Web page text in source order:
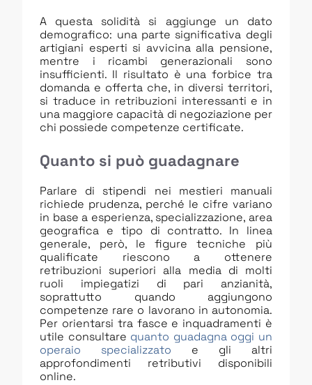
A questa solidità si aggiunge un dato
demografico: una parte significativa degli
artigiani esperti si avvicina alla pensione,
mentre i ricambi generazionali sono
insufficienti. Il risultato è una forbice tra
domanda e offerta che, in diversi territori,
si traduce in retribuzioni interessanti e in
una maggiore capacità di negoziazione per
chi possiede competenze certificate.
Quanto si può guadagnare
Parlare di stipendi nei mestieri manuali
richiede prudenza, perché le cifre variano
in base a esperienza, specializzazione, area
geografica e tipo di contratto. In linea
generale, però, le figure tecniche più
qualificate riescono a ottenere
retribuzioni superiori alla media di molti
ruoli impiegatizi di pari anzianità,
soprattutto quando aggiungono
competenze rare o lavorano in autonomia.
Per orientarsi tra fasce e inquadramenti è
utile consultare quanto guadagna oggi un
operaio specializzato e gli altri
approfondimenti retributivi disponibili
online.